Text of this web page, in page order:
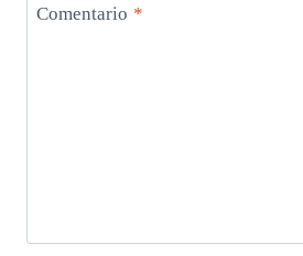
Comentario *